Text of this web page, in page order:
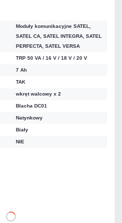
Moduły komunikacyjne SATEL,
SATEL CA, SATEL INTEGRA, SATEL
PERFECTA, SATEL VERSA
TRP 50 VA / 16 V / 18 V / 20 V
7 Ah
TAK
wkręt walcowy x 2
Blacha DC01
Natynkowy
Biały
NIE
DO KOSZYKA